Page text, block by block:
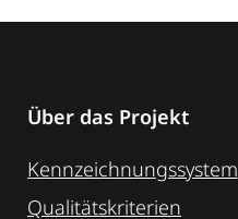
Über das Projekt
Kennzeichnungssystem
Qualitätskriterien